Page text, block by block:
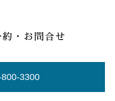
・お問合せ
3300